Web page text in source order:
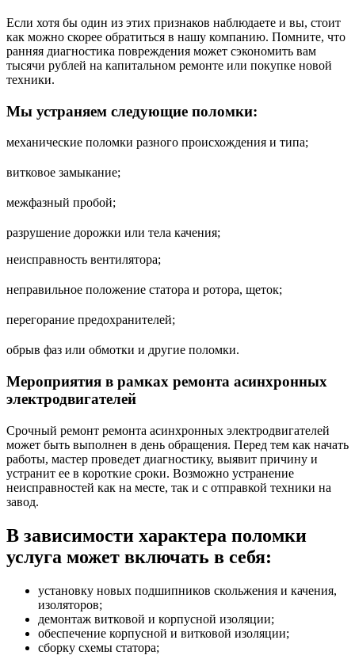
Если хотя бы один из этих признаков наблюдаете и вы, стоит
как можно скорее обратиться в нашу компанию. Помните, что
ранняя диагностика повреждения может сэкономить вам
тысячи рублей на капитальном ремонте или покупке новой
техники.
Мы устраняем следующие поломки:
механические поломки разного происхождения и типа;
витковое замыкание;
межфазный пробой;
разрушение дорожки или тела качения;
неисправность вентилятора;
неправильное положение статора и ротора, щеток;
перегорание предохранителей;
обрыв фаз или обмотки и другие поломки.
Мероприятия в рамках ремонта асинхронных
электродвигателей
Срочный ремонт ремонта асинхронных электродвигателей
может быть выполнен в день обращения. Перед тем как начать
работы, мастер проведет диагностику, выявит причину и
устранит ее в короткие сроки. Возможно устранение
неисправностей как на месте, так и с отправкой техники на
завод.
В зависимости характера поломки
услуга может включать в себя:
установку новых подшипников скольжения и качения,
изоляторов;
демонтаж витковой и корпусной изоляции;
обеспечение корпусной и витковой изоляции;
сборку схемы статора;